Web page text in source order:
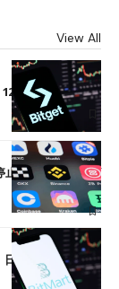
View All
月末に強制決済
止──OKXやバイビ
本人利用者も対